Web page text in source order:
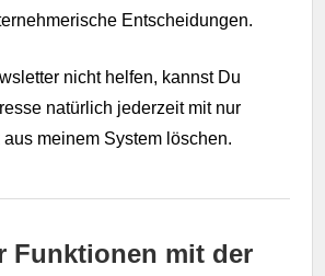
Entscheidungen.
nicht helfen, kannst Du
natürlich jederzeit mit nur
meinem System löschen.
Funktionen mit der